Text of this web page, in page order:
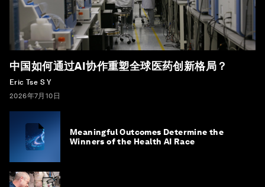
中国如何通过AI协作重塑全球医药创新格局？
Eric Tse S Y
2026年7月10日
Meaningful Outcomes Determine the
Winners of the Health AI Race